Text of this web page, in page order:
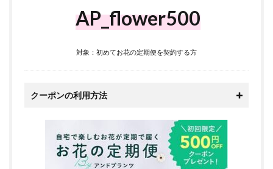
AP_flower500
対象：初めてお花の定期便を契約する方
クーポンの利用方法